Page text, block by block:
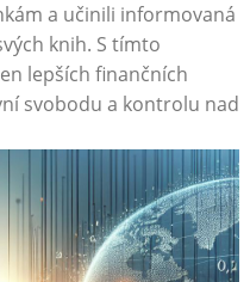
a učinili informovaná
knih. S tímto
lepších finančních
svobodu a kontrolu nad